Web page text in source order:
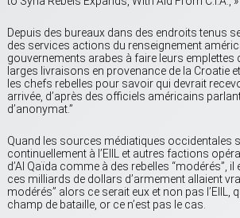
Depuis des bureaux dans des endroits tenus
des services actions du renseignement
gouvernements arabes à faire leurs emplettes
larges livraisons en provenance de la Croatie
les chefs rebelles pour savoir qui devrait
arrivée, d’après des officiels américains
d’anonymat.”
Quand les sources médiatiques occidentales
continuellement à l’EIIL et autres factions
d’Al Qaïda comme à des rebelles “modérés”,
ces milliards de dollars d’armement allaient
modérés” alors ce serait eux et non pas l’EIIL,
champ de bataille, or ce n’est pas le cas.